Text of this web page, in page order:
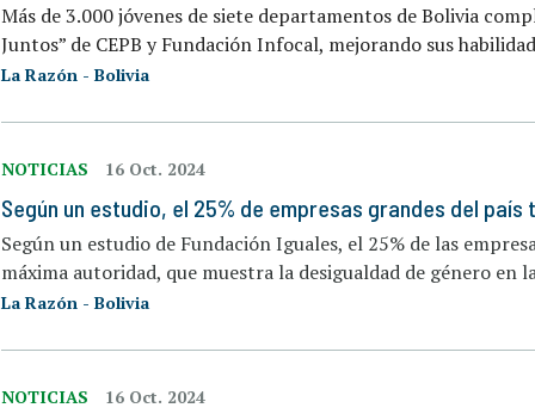
Más de 3.000 jóvenes de siete departamentos de Bolivia
Juntos” de CEPB y Fundación Infocal, mejorando sus
La Razón - Bolivia
NOTICIAS 16 Oct. 2024
Según un estudio, el 25% de empresas grandes del
Según un estudio de Fundación Iguales, el 25% de las
máxima autoridad, que muestra la desigualdad de género en
La Razón - Bolivia
NOTICIAS 16 Oct. 2024